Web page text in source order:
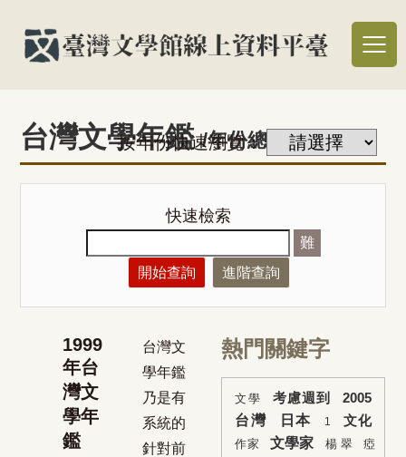
台灣文學年鑑/年份總覽
按年份快速瀏覽：
快速檢索
難
開始查詢
進階查詢
1999
年台
灣文
學年
鑑
台灣文
學年鑑
乃是有
系統的
針對前
熱門關鍵字
文學 考慮週到 2005
台灣 日本 1 文化
作家 文學家 楊 翠
瘂